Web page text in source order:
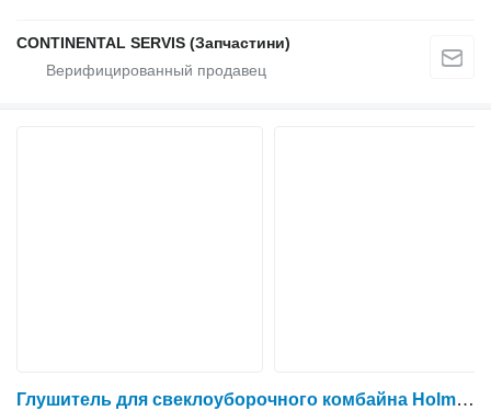
CONTINENTAL SERVIS (Запчастини)
Глушитель для свеклоуборочного комбайна Holmer T2